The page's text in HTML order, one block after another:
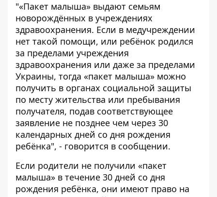
"«Пакет малыша» выдают семьям
новорождённых в учреждениях
здравоохранения. Если в медучреждении
нет такой помощи, или ребёнок родился
за пределами учреждения
здравоохранения или даже за пределами
Украины, тогда «пакет малыша» можно
получить в органах социальной защиты
по месту жительства или пребывания
получателя, подав соответствующее
заявление не позднее чем через 30
календарных дней со дня рождения
ребёнка", - говорится в сообщении.
Если родители не получили «пакет
малыша» в течение 30 дней со дня
рождения ребёнка, они имеют право на